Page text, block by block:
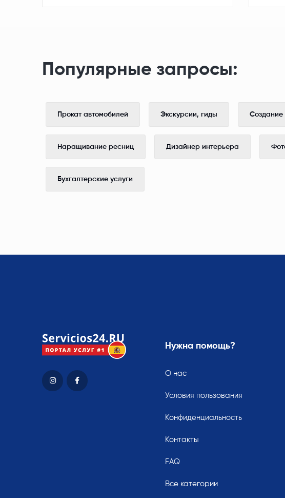
Популярные запросы:
Прокат автомобилей Экскурсии, гиды Создание
Наращивание ресниц Дизайнер интерьера
Бухгалтерские услуги
Нужна помощь?
О нас
Условия пользования
Конфиденциальность
Контакты
FAQ
Все категории